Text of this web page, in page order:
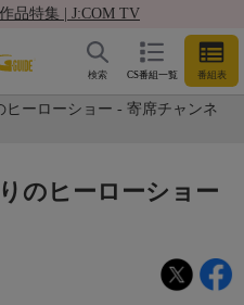
品特集 | J:COM TV
CS番組一覧 番組表
検索
ーローショー - 寄席チャンネ
のヒーローショー